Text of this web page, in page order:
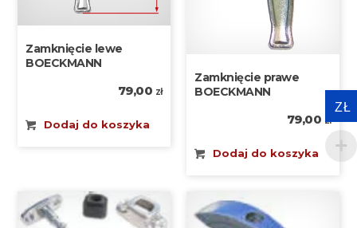
Zamknięcie lewe
BOECKMANN
79,00 zł
Dodaj do koszyka
Zamknięcie prawe
BOECKMANN
79,00 zł
Dodaj do koszyka
ZŁ